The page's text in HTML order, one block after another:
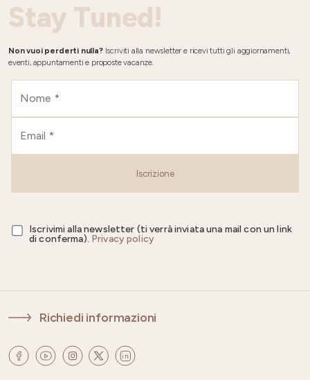
Stay Tuned!
Non vuoi perderti nulla?Iscriviti alla newsletter e ricevi tutti gli aggiornamenti,
eventi, appuntamenti e proposte vacanze.
Iscrizione
Iscrivimi alla newsletter (ti verrà inviata una mail con un link
di conferma). Privacy policy
Richiedi informazioni